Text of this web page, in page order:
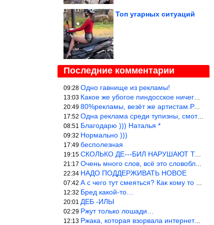
Топ угарных ситуаций
Последние комментарии
09:28 Одно гавнище из рекламы!
13:03 Какое же убогое пиндосское ничего. Наташ, и не стыдно такую фигн
20:49 80%рекламы, везёт же артистам.Режиссёры, сценаристы вы где или к
17:52 Одна реклама среди тупизны, смотреть невозможно.
08:51 Благодарю ))) Наталья *
09:32 Нормально )))
17:49 бесполезная
19:15 СКОЛЬКО ДЕ---БИЛ НАРУШАЮТ ТЕХНИКУ БЕЗОПАСНОСТИ
21:17 Очень много слов, всё это словоблудие можно было уложить в 1 мин
22:34 НАДО ПОДДЕРЖИВАТЬ НОВОЕ
07:42 А с чего тут смеяться? Как кому то больно? Не смешно.
12:32 Бред какой-то…
20:01 ДЕБ -ИЛЫ
02:29 Ржут только лошади…
12:13 Ржака, которая взорвала интернет? Нет, количество рекламы выводи